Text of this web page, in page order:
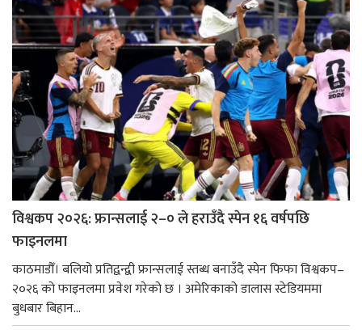
विश्वकप २०२६: फ्रान्सलाई २–० ले हराउँदै स्पेन १६ वर्षपछि
फाइनलमा
काठमाडौँ। बलियो प्रतिद्वन्द्वी फ्रान्सलाई स्तब्ध बनाउँदै स्पेन फिफा विश्वकप–
२०२६ को फाइनलमा प्रवेश गरेको छ । अमेरिकाको डालास स्टेडियममा
बुधबार बिहान...